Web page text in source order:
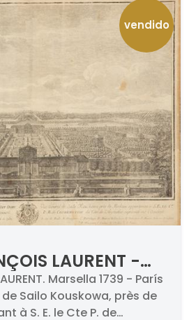
vendido
LAURENT -
Sailo Kouskowa,
appartenant à
Marsella 1739 - París
de Sailo Kouskowa, près de
à S. E. le Cte P. de